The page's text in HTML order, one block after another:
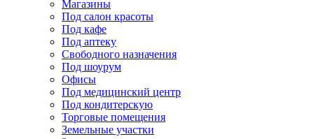
Магазины
Под салон красоты
Под кафе
Под аптеку
Свободного назначения
Под шоурум
Офисы
Под медицинский центр
Под кондитерскую
Торговые помещения
Земельные участки